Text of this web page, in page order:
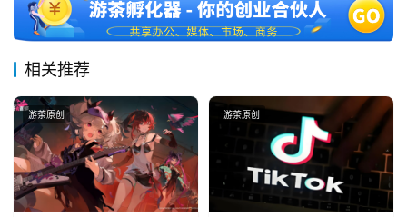
相关推荐
游茶原创 游茶原创